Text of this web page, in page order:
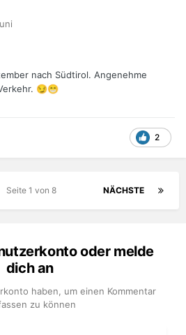
nach Südtirol. Angenehme
😏😁
2
NÄCHSTE
Seite 1 von 8
oder melde
dich an
haben, um einen Kommentar
zu können